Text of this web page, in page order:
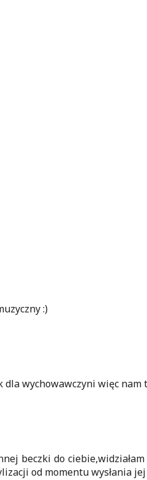
:)
wychowawczyni więc nam
beczki do
od momentu wysłania